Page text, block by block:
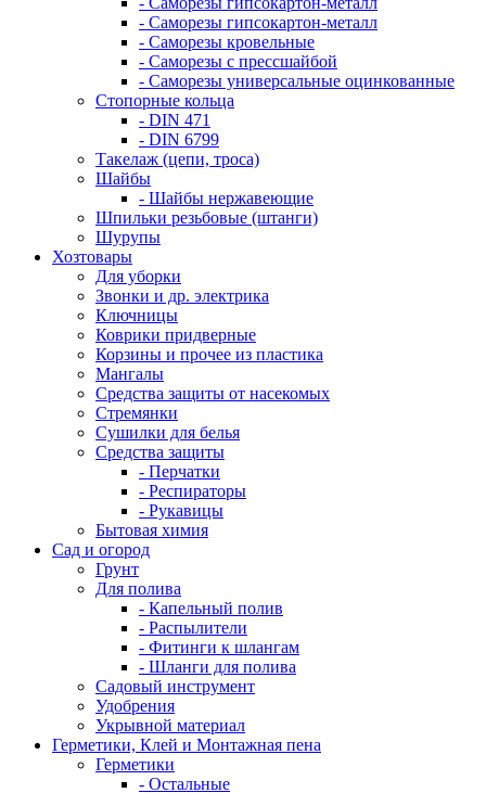
- Саморезы гипсокартон-металл
- Саморезы кровельные
- Саморезы с прессшайбой
- Саморезы универсальные оцинкованные
Стопорные кольца
- DIN 471
- DIN 6799
Такелаж (цепи, троса)
Шайбы
- Шайбы нержавеющие
Шпильки резьбовые (штанги)
Шурупы
Хозтовары
Для уборки
Звонки и др. электрика
Ключницы
Коврики придверные
Корзины и прочее из пластика
Мангалы
Средства защиты от насекомых
Стремянки
Сушилки для белья
Средства защиты
- Перчатки
- Респираторы
- Рукавицы
Бытовая химия
Сад и огород
Грунт
Для полива
- Капельный полив
- Распылители
- Фитинги к шлангам
- Шланги для полива
Садовый инструмент
Удобрения
Укрывной материал
Герметики, Клей и Монтажная пена
Герметики
- Остальные